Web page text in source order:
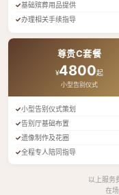
基础殡葬用品提供
办理相关手续指导
尊贵C套餐
¥4800起
小型告别仪式
小型告别仪式策划
告别厅基础布置
遗像制作及花圈
全程专人陪同指导
以上服务
在